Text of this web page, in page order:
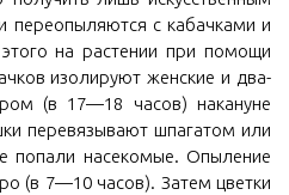
переопыляются с кабачками и
на растении при помощи
изолируют женские и два-
(в 17—18 часов) накануне
перевязывают шпагатом или
попали насекомые. Опыление
(в 7—10 часов). Затем цветки